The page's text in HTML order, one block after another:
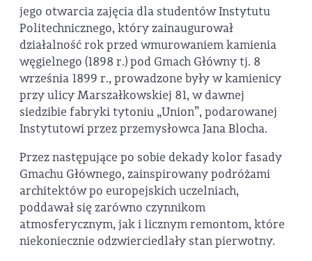
jego otwarcia zajęcia dla studentów Instytutu
Politechnicznego, który zainaugurował
działalność rok przed wmurowaniem kamienia
węgielnego (1898 r.) pod Gmach Główny tj. 8
września 1899 r., prowadzone były w kamienicy
przy ulicy Marszałkowskiej 81, w dawnej
siedzibie fabryki tytoniu „Union”, podarowanej
Instytutowi przez przemysłowca Jana Blocha.
Przez następujące po sobie dekady kolor fasady
Gmachu Głównego, zainspirowany podróżami
architektów po europejskich uczelniach,
poddawał się zarówno czynnikom
atmosferycznym, jak i licznym remontom, które
niekoniecznie odzwierciedlały stan pierwotny.